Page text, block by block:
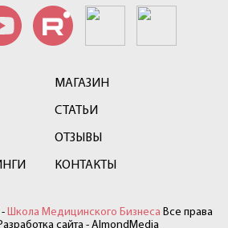
МАГАЗИН
СТАТЬИ
ОТЗЫВЫ
КОНТАКТЫ
Школа Медицинского Бизнеса Все права
сайта - AlmondMedia